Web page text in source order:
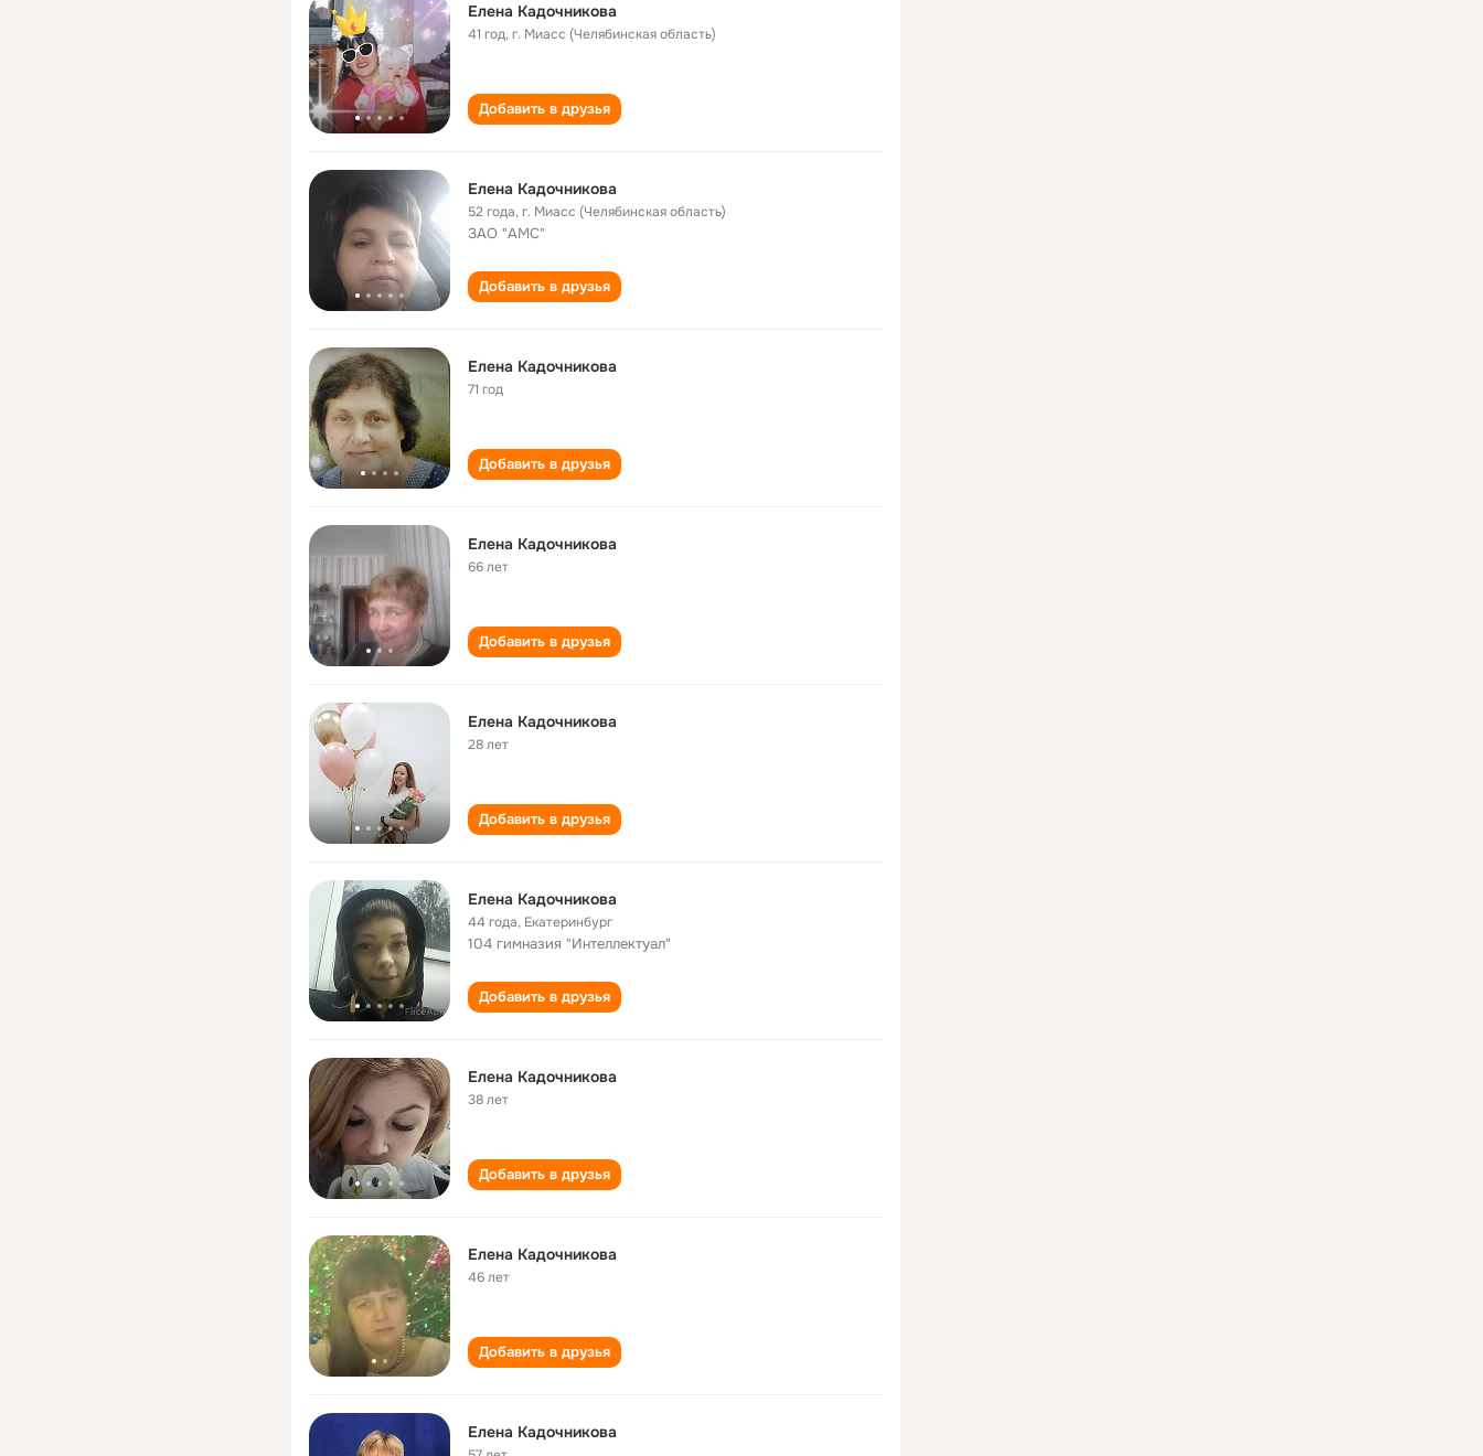
Елена Кадочникова
41 год,г. Миасс (Челябинская область)
Добавить в друзья
Елена Кадочникова
52 года,г. Миасс (Челябинская область)
ЗАО "АМС"
Добавить в друзья
Елена Кадочникова
71 год
Добавить в друзья
Елена Кадочникова
66 лет
Добавить в друзья
Елена Кадочникова
28 лет
Добавить в друзья
Елена Кадочникова
44 года, Екатеринбург
104 гимназия "Интеллектуал"
Добавить в друзья
Елена Кадочникова
38 лет
Добавить в друзья
Елена Кадочникова
46 лет
Добавить в друзья
Елена Кадочникова